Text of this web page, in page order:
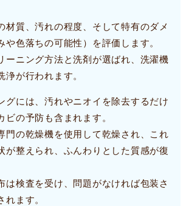
材質、汚れの程度、そして特有のダメ
や色落ちの可能性）を評価します。
ーニング方法と洗剤が選ばれ、洗濯機
浄が行われます。
グには、汚れやニオイを除去するだけ
ビの予防も含まれます。
門の乾燥機を使用して乾燥され、これ
が整えられ、ふんわりとした質感が復
は検査を受け、問題がなければ包装さ
ます。